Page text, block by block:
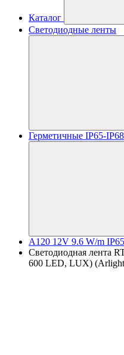
Каталог
Светодиодные ленты
Герметичные IP65-
A120 12V 9.6 W/m
Светодиодная лента
600 LED, LUX)